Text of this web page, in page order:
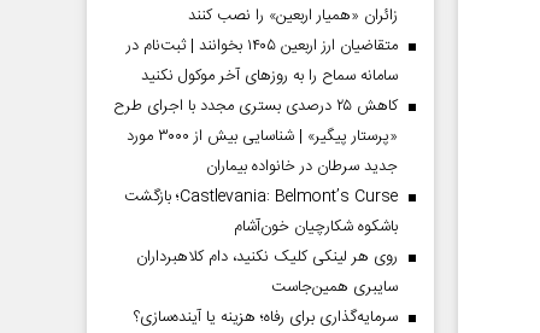
زائران «همیار اربعین» را نصب کنند
متقاضیان ارز اربعین ۱۴۰۵ بخوانند | ثبت‌نام در
سامانه سماح را به روز‌های آخر موکول نکنید
کاهش ۲۵ درصدی بستری مجدد با اجرای طرح
«پرستار پیگیر» | شناسایی بیش از ۳۰۰۰ مورد
جدید سرطان در خانواده بیماران
Castlevania: Belmont’s Curse؛ بازگشت
باشکوه شکارچیان خون‌آشام
روی هر لینکی کلیک نکنید، دام کلاهبرداران
سایبری همین‌جاست
سرمایه‌گذاری برای رفاه؛ هزینه یا آینده‌سازی؟